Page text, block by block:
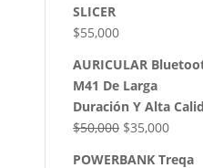
SLICER
$55,000
AURICULAR
M41 De Larga
Duración Y Alta
$50,000 El
$35,000El
POWERBANK Treqa